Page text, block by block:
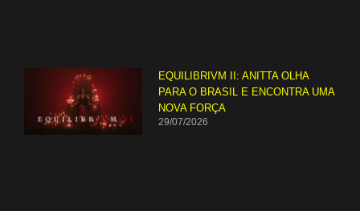
EQUILIBRIVM II: ANITTA OLHA
PARA O BRASIL E ENCONTRA UMA
NOVA FORÇA
29/07/2026